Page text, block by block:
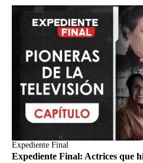
Expediente Final
Expediente Final: Actrices que